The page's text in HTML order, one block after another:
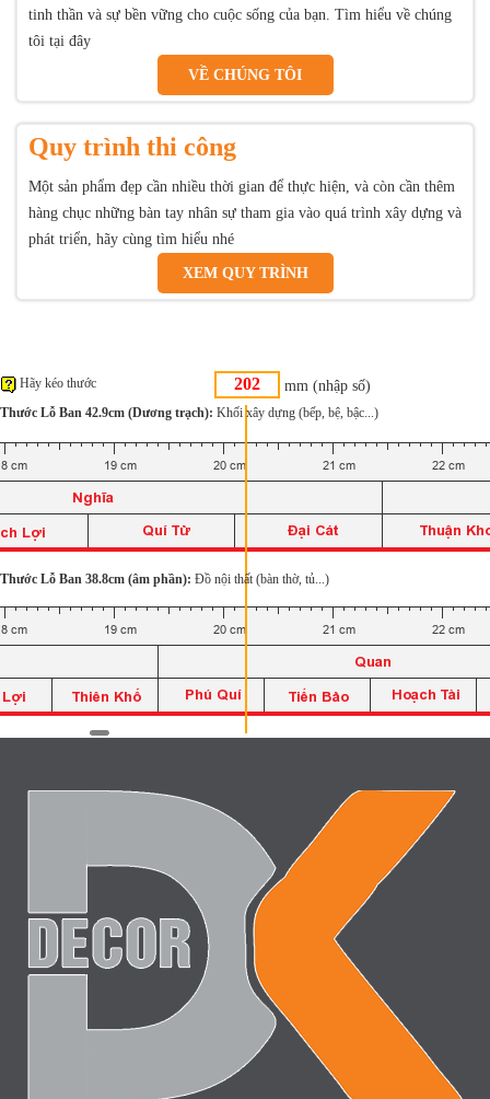
tinh thần và sự bền vững cho cuộc sống của bạn. Tìm hiểu về chúng
tôi tại đây
VỀ CHÚNG TÔI
Quy trình thi công
Một sản phẩm đẹp cần nhiều thời gian để thực hiện, và còn cần thêm
hàng chục những bàn tay nhân sự tham gia vào quá trình xây dựng và
phát triển, hãy cùng tìm hiểu nhé
XEM QUY TRÌNH
mm (nhập số)
Hãy kéo thước
Thước Lỗ Ban 42.9cm (Dương trạch): Khối xây dựng (bếp, bệ, bậc...)
Thước Lỗ Ban 38.8cm (âm phần): Đồ nội thất (bàn thờ, tủ...)